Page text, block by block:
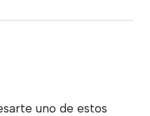
uno de estos